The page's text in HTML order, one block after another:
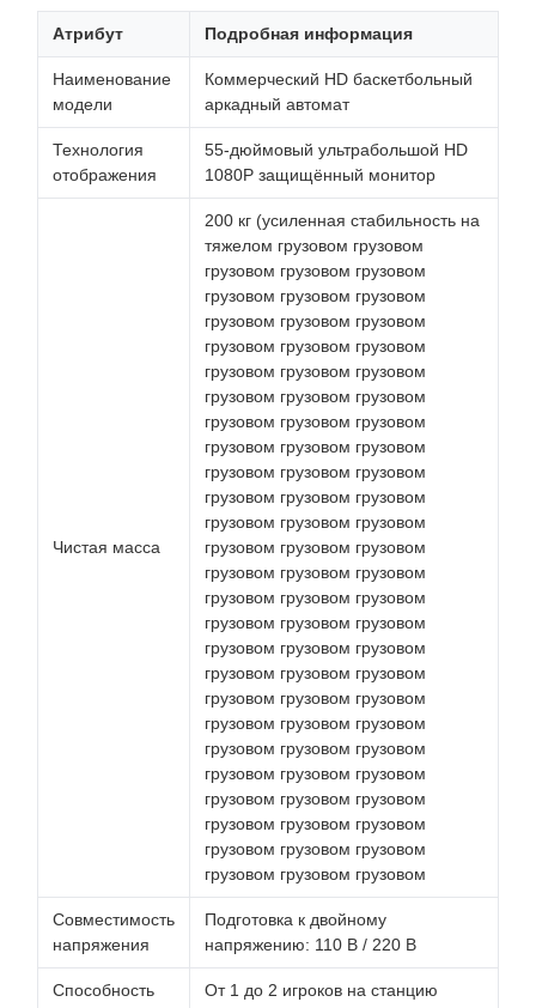
Атрибут Подробная информация
Наименование
модели
Коммерческий HD баскетбольный
аркадный автомат
Технология
отображения
55-дюймовый ультрабольшой HD
1080P защищённый монитор
Чистая масса
200 кг (усиленная стабильность на
тяжелом грузовом грузовом
грузовом грузовом грузовом
грузовом грузовом грузовом
грузовом грузовом грузовом
грузовом грузовом грузовом
грузовом грузовом грузовом
грузовом грузовом грузовом
грузовом грузовом грузовом
грузовом грузовом грузовом
грузовом грузовом грузовом
грузовом грузовом грузовом
грузовом грузовом грузовом
грузовом грузовом грузовом
грузовом грузовом грузовом
грузовом грузовом грузовом
грузовом грузовом грузовом
грузовом грузовом грузовом
грузовом грузовом грузовом
грузовом грузовом грузовом
грузовом грузовом грузовом
грузовом грузовом грузовом
грузовом грузовом грузовом
грузовом грузовом грузовом
грузовом грузовом грузовом
грузовом грузовом грузовом
грузовом грузовом грузовом
Совместимость
напряжения
Подготовка к двойному
напряжению: 110 В / 220 В
Способность
От 1 до 2 игроков на станцию